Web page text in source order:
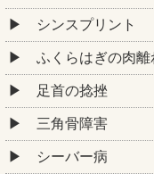
シンスプリント
ふくらはぎの肉離
足首の捻挫
三角骨障害
シーバー病